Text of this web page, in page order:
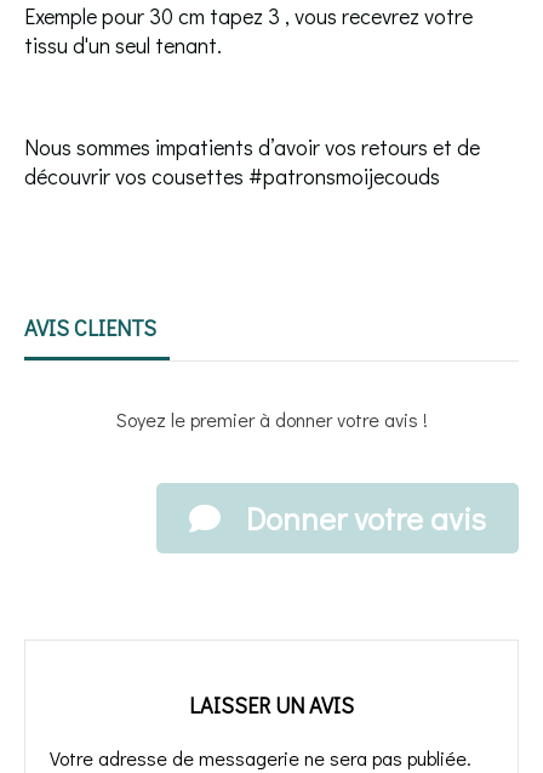
Exemple pour 30 cm tapez 3 , vous recevrez votre
tissu d'un seul tenant.
Nous sommes impatients d’avoir vos retours et de
découvrir vos cousettes #patronsmoijecouds
AVIS CLIENTS
Soyez le premier à donner votre avis !
Donner votre avis
LAISSER UN AVIS
Votre adresse de messagerie ne sera pas publiée.